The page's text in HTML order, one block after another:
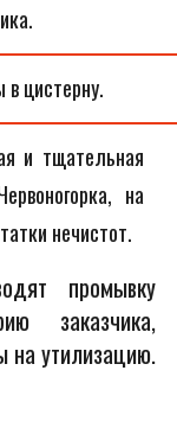
цистерну.
и тщательная
на
нечистот.
промывку
заказчика,
на утилизацию.